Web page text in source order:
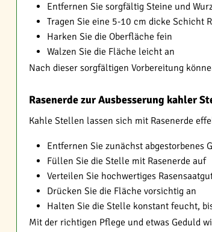
Entfernen Sie sorgfältig Steine und
Tragen Sie eine 5-10 cm dicke Schicht
Harken Sie die Oberfläche fein
Walzen Sie die Fläche leicht an
Nach dieser sorgfältigen Vorbereitung
Rasenerde zur Ausbesserung kahler
Kahle Stellen lassen sich mit Rasenerde
Entfernen Sie zunächst abgestorbenes
Füllen Sie die Stelle mit Rasenerde auf
Verteilen Sie hochwertiges
Drücken Sie die Fläche vorsichtig an
Halten Sie die Stelle konstant feucht,
Mit der richtigen Pflege und etwas Geduld